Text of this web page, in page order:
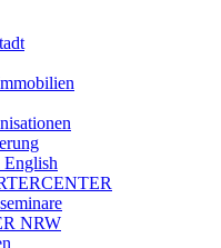
English
NRW